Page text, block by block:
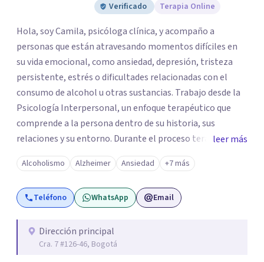
Verificado
Terapia Online
Hola, soy Camila, psicóloga clínica, y acompaño a
personas que están atravesando momentos difíciles en
su vida emocional, como ansiedad, depresión, tristeza
persistente, estrés o dificultades relacionadas con el
consumo de alcohol u otras sustancias. Trabajo desde la
Psicología Interpersonal, un enfoque terapéutico que
comprende a la persona dentro de su historia, sus
relaciones y su entorno. Durante el proceso terapéutico
exploramos cómo tus experiencias pasadas, tus vínculos
y tu contexto actual influyen en tu bienestar emocional,
con el objetivo de generar cambios significativos y
duraderos en tu vida. Mi propósito como psicóloga es
puedas sentirte escuchado(a). En terapia trabajaremos
juntos para identificar tus recursos personales, fortalecer
leer más
Alcoholismo Alzheimer Ansiedad +7 más
Teléfono WhatsApp Email
Dirección principal
Cra. 7 #126-46, Bogotá